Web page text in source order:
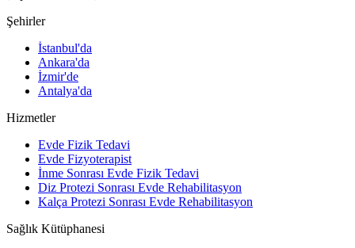
Şehirler
İstanbul'da
Ankara'da
İzmir'de
Antalya'da
Hizmetler
Evde Fizik Tedavi
Evde Fizyoterapist
İnme Sonrası Evde Fizik Tedavi
Diz Protezi Sonrası Evde Rehabilitasyon
Kalça Protezi Sonrası Evde Rehabilitasyon
Sağlık Kütüphanesi